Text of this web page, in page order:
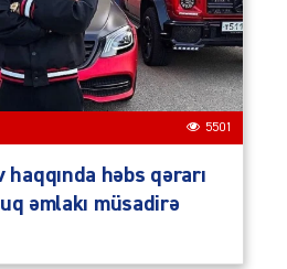
5501
haqqında həbs qərarı
əmlakı müsadirə